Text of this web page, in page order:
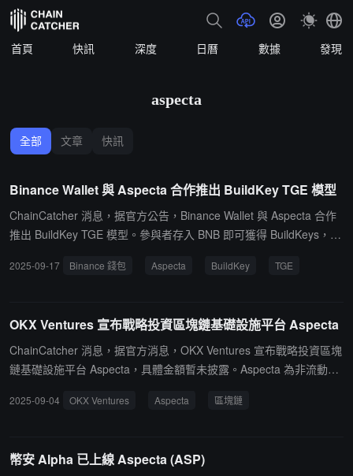
首頁 快訊 深度 日曆 數據 發現
aspecta
全部 文章 快訊
Binance Wallet 與 Aspecta 合作推出 BuildKey TGE 模型
ChainCatcher 消息，据官方公告，Binance Wallet 與 Aspecta 合作
推出 BuildKey TGE 模型。參與者存入 BNB 即可獲得 BuildKeys，這
進行交易，也可以持有至 TGE 期間兌換代幣。第一個採用這種新的
2025-09-17 Binance 錢包 Aspecta BuildKey TGE
OKX Ventures 宣布戰略投資區塊鏈基礎設施平台 Aspecta
ChainCatcher 消息，据官方消息，OKX Ventures 宣布戰略投資區塊
鏈基礎設施平台 Aspecta，具體金額暫未披露。Aspecta 為非流動性
供價格發現和生命周期流動性。目前，Aspecta 擁有超過 70 萬用
2025-09-04 OKX Ventures Aspecta 區塊鏈
幣安 Alpha 已上線 Aspecta (ASP)